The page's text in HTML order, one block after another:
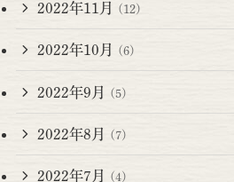
2022年11月 (12)
2022年10月 (6)
2022年9月 (5)
2022年8月 (7)
2022年7月 (4)